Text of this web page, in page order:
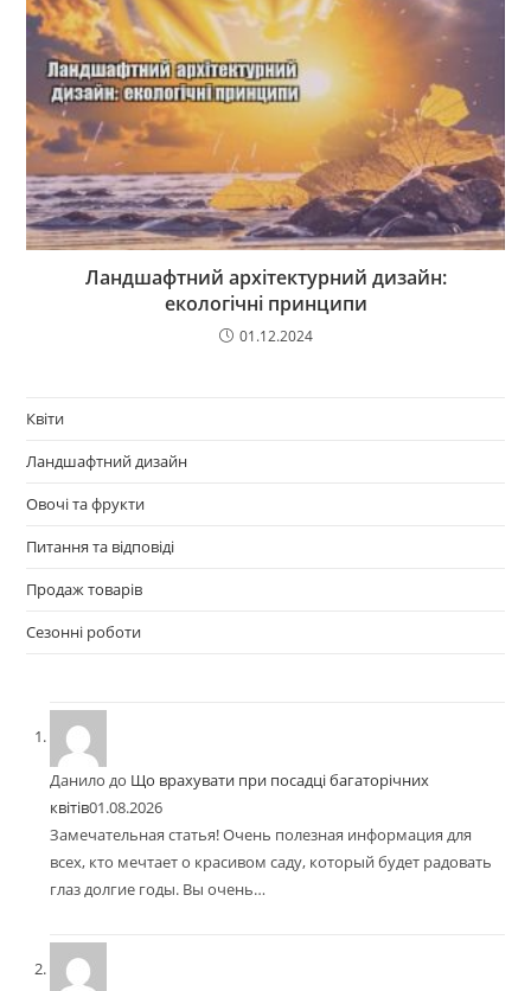
Ландшафтний архітектурний дизайн:
екологічні принципи
01.12.2024
Квіти
Ландшафтний дизайн
Овочі та фрукти
Питання та відповіді
Продаж товарів
Сезонні роботи
Данило до Що врахувати при посадці багаторічних
квітів01.08.2026
Замечательная статья! Очень полезная информация для
всех, кто мечтает о красивом саду, который будет радовать
глаз долгие годы. Вы очень…